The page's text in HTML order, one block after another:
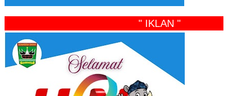
" IKLAN "